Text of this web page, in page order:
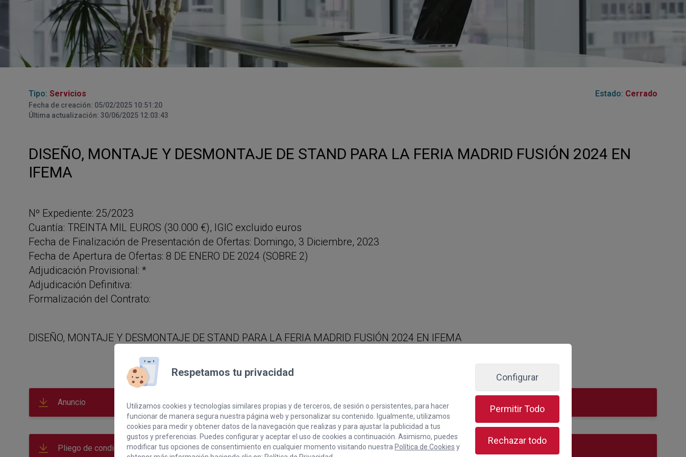
Observatorio del Comercio
Transformación Digital
Proyecto COMPASS
Programa de Emprendimiento en
Marketing de Contenidos Digitales y
Branding (PRECE CANARIAS)
Escuela Emprende
Vivero Formación 'in Company'
Tipo: Servicios Estado: Cerrado
Fecha de creación: 05/02/2025 10:51:20
Última actualización: 30/06/2025 12:03:43
DISEÑO, MONTAJE Y DESMONTAJE DE STAND PARA LA FERIA MADRID FUSIÓN 2024 EN
IFEMA
Nº Expediente: 25/2023
Cuantía: TREINTA MIL EUROS (30.000 €), IGIC excluido euros
Fecha de Finalización de Presentación de Ofertas: Domingo, 3 Diciembre, 2023
Fecha de Apertura de Ofertas: 8 DE ENERO DE 2024 (SOBRE 2)
Adjudicación Provisional: *
Adjudicación Definitiva:
Formalización del Contrato:
DISEÑO, MONTAJE Y DESMONTAJE DE STAND PARA LA FERIA MADRID FUSIÓN 2024 EN IFEMA
Anuncio
Pliego de condiciones administrativas
Respetamos tu privacidad
Utilizamos cookies y tecnologías similares propias y de terceros, de sesión o persistentes, para hacer
funcionar de manera segura nuestra página web y personalizar su contenido. Igualmente, utilizamos
cookies para medir y obtener datos de la navegación que realizas y para ajustar la publicidad a tus
gustos y preferencias. Puedes configurar y aceptar el uso de cookies a continuación. Asimismo, puedes
modificar tus opciones de consentimiento en cualquier momento visitando nuestra Política de Cookies y
Configurar
Permitir Todo
Rechazar todo